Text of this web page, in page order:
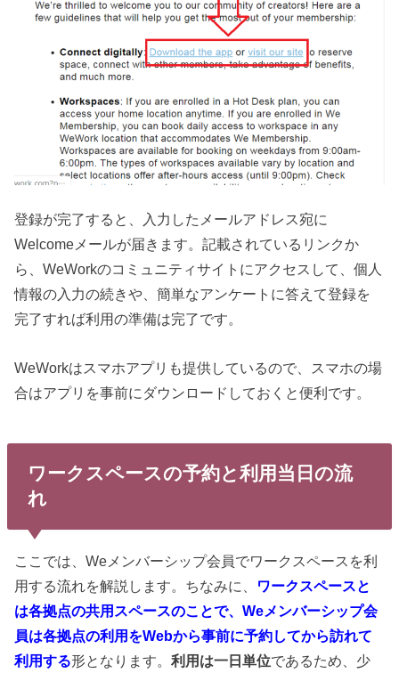
登録が完了すると、入力したメールアドレス宛に
Welcomeメールが届きます。記載されているリンクか
ら、WeWorkのコミュニティサイトにアクセスして、個人
情報の入力の続きや、簡単なアンケートに答えて登録を
完了すれば利用の準備は完了です。
WeWorkはスマホアプリも提供しているので、スマホの場
合はアプリを事前にダウンロードしておくと便利です。
ワークスペースの予約と利用当日の流
れ
ここでは、Weメンバーシップ会員でワークスペースを利
用する流れを解説します。ちなみに、 ワークスペースと
は各拠点の共用スペースのことで、Weメンバーシップ会
員は各拠点の利用をWebから事前に予約してから訪れて
利用する形となります。利用は一日単位であるため、少